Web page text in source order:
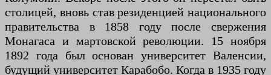
столицей, вновь став резиденцией национального
правительства в 1858 году после свержения
Монагаса и мартовской революции. 15 ноября
1892 года был основан университет Валенсии,
будущий университет Карабобо. Когда в 1935 году